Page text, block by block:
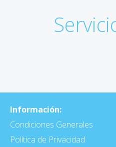
Información:
Condiciones Generales
Política de Privacidad